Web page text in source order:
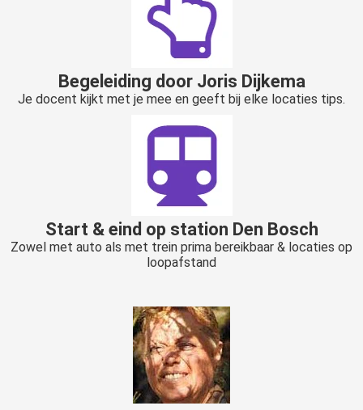
Begeleiding door Joris Dijkema
Je docent kijkt met je mee en geeft bij elke locaties tips.
Start & eind op station Den Bosch
Zowel met auto als met trein prima bereikbaar & locaties op
loopafstand